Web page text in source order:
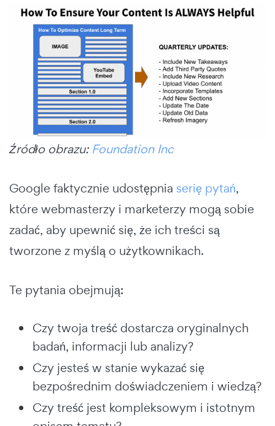
Źródło obrazu: Foundation Inc
Google faktycznie udostępnia serię pytań,
które webmasterzy i marketerzy mogą sobie
zadać, aby upewnić się, że ich treści są
tworzone z myślą o użytkownikach.
Te pytania obejmują:
Czy twoja treść dostarcza oryginalnych
badań, informacji lub analizy?
Czy jesteś w stanie wykazać się
bezpośrednim doświadczeniem i wiedzą?
Czy treść jest kompleksowym i istotnym